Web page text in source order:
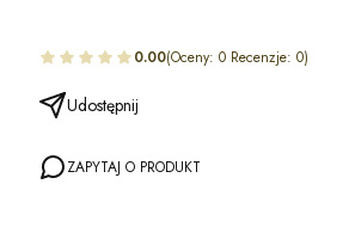
0.00(Oceny: 0 Recenzje: 0)
Udostępnij
ZAPYTAJ O PRODUKT